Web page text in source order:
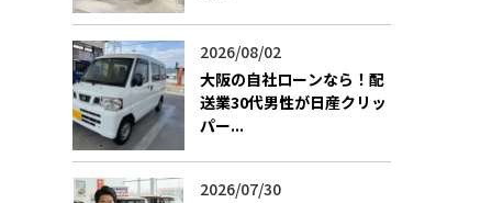
2026/08/02
大阪の自社ローンなら！配
送業30代男性が日産クリッ
パー...
2026/07/30